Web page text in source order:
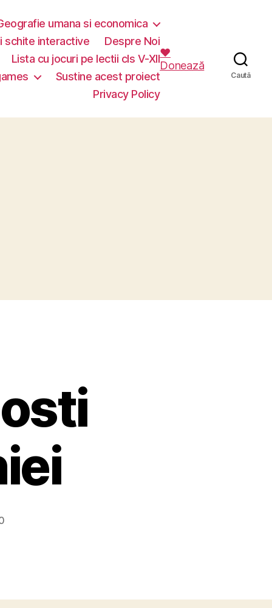
umana si economica
schite interactive
Despre Noi
Lista cu jocuri pe lectii cls V-XII
Sustine acest proiect
Privacy Policy
❤️
Donează
Caută